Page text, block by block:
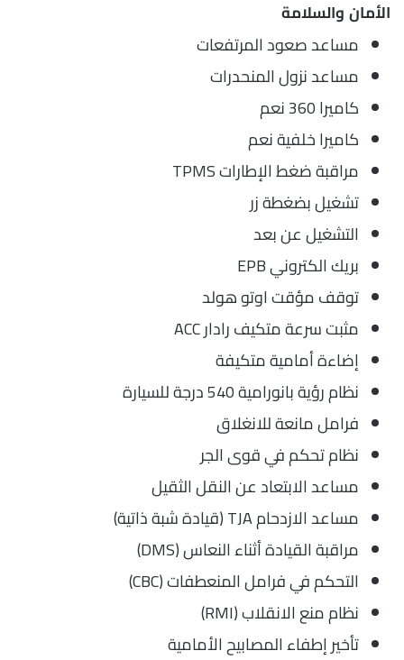
الأمان والسلامة
مساعد صعود المرتفعات
مساعد نزول المنحدرات
كاميرا 360 نعم
كاميرا خلفية نعم
مراقبة ضغط الإطارات TPMS
تشغيل بضغطة زر
التشغيل عن بعد
بريك الكتروني EPB
توقف مؤقت اوتو هولد
مثبت سرعة متكيف رادار ACC
إضاءة أمامية متكيفة
نظام رؤية بانورامية 540 درجة للسيارة
فرامل مانعة للانغلاق
نظام تحكم في قوى الجر
مساعد الابتعاد عن النقل الثقيل
مساعد الازدحام TJA (قيادة شبة ذاتية)
مراقبة القيادة أثناء النعاس (DMS)
التحكم في فرامل المنعطفات (CBC)
نظام منع الانقلاب (RMI)
تأخير إطفاء المصابيح الأمامية